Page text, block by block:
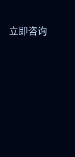
立即咨询